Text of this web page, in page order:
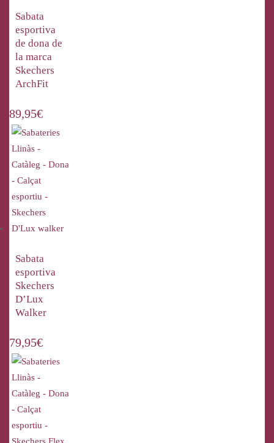
Sabata
esportiva
de dona de
la marca
Skechers
ArchFit
89,95€
Sabata
esportiva
Skechers
D’Lux
Walker
79,95€